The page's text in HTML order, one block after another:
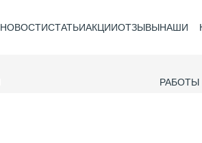
НОВОСТИСТАТЬИАКЦИИОТЗЫВЫНАШИ
РАБОТЫ